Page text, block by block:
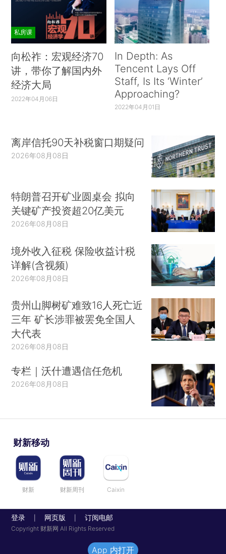
私房课
向松祚：宏观经济70
讲，带你了解国内外
经济大局
2022年04月06日
In Depth: As
Tencent Lays Off
Staff, Is Its ‘Winter’
Approaching?
2022年04月01日
离岸信托90天补税窗口期疑问
2026年08月08日
特朗普召开矿业圆桌会 拟向
关键矿产投资超20亿美元
2026年08月08日
境外收入征税 保险收益计税
详解(含视频)
2026年08月08日
贵州山脚树矿难致16人死亡近
三年 矿长涉罪被罢免全国人
大代表
2026年08月08日
专栏｜沃什遭遇信任危机
2026年08月08日
财新移动
财新 财新周刊 Caixin
登录 网页版 订阅电邮
Copyright 财新网 All Rights Reserved
App 内打开